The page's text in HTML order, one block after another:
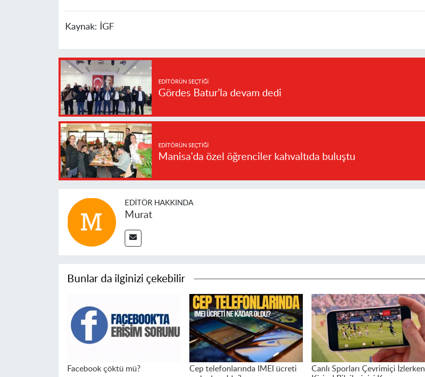
Kaynak: İGF
EDITÖRÜN SEÇTIĞI
Gördes Batur'la devam dedi
EDITÖRÜN SEÇTIĞI
Manisa'da özel öğrenciler kahvaltıda buluştu
EDITÖR HAKKINDA
Murat
Bunlar da ilginizi çekebilir
Facebook çöktü mü?
Cep telefonlarında IMEI ücreti
Canlı Sporları Çevrimiçi İzlerken